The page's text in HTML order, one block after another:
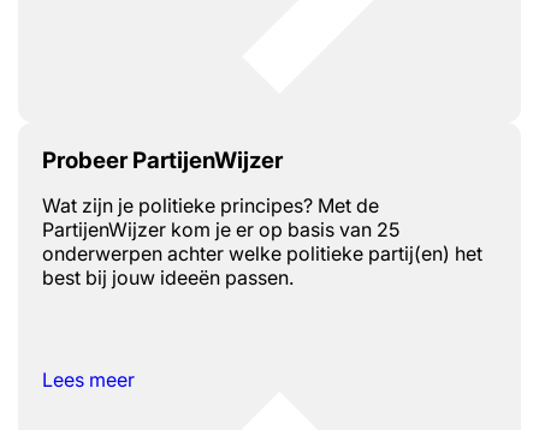
Probeer PartijenWijzer
Wat zijn je politieke principes? Met de
PartijenWijzer kom je er op basis van 25
onderwerpen achter welke politieke partij(en) het
best bij jouw ideeën passen.
Lees meer